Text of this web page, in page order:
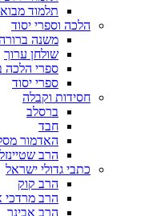
תלמוד
הלכה וספרי יסוד
משנה
שולחן ערוך
ספרי הלכה
ספרי יסוד
חסידות וקבלה
ברסלב
חבד
האדמור
הרב
כתבי גדולי ישראל
הרב קוק
הרב מרדכי
הרב אבינר